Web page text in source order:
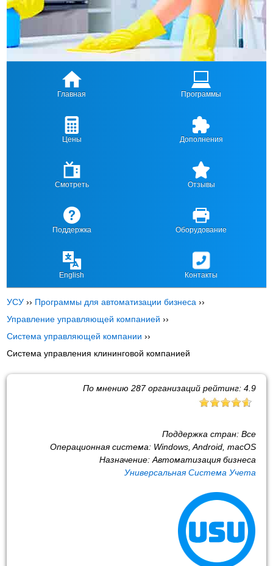
Главная Программы
Цены Дополнения
Смотреть Отзывы
Поддержка Оборудование
English Контакты
УСУ ›› Программы для автоматизации бизнеса ››
Управление управляющей компанией ››
Система управляющей компании ››
Система управления клининговой компанией
По мнению 287организаций рейтинг: 4.9
Поддержка стран: Все
Операционная система: Windows, Android, macOS
Назначение: Автоматизация бизнеса
Универсальная Система Учета